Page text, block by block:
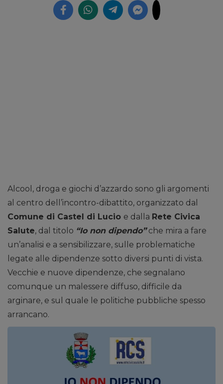
Alcool, droga e giochi d’azzardo sono gli argomenti
al centro dell’incontro-dibattito, organizzato dal
Comune di Castel di Lucio e dalla Rete Civica
Salute, dal titolo “Io non dipendo”che mira a fare
un’analisi e a sensibilizzare, sulle problematiche
legate alle dipendenze sotto diversi punti di vista.
Vecchie e nuove dipendenze, che segnalano
comunque un malessere diffuso, difficile da
arginare, e sul quale le politiche pubbliche spesso
arrancano.